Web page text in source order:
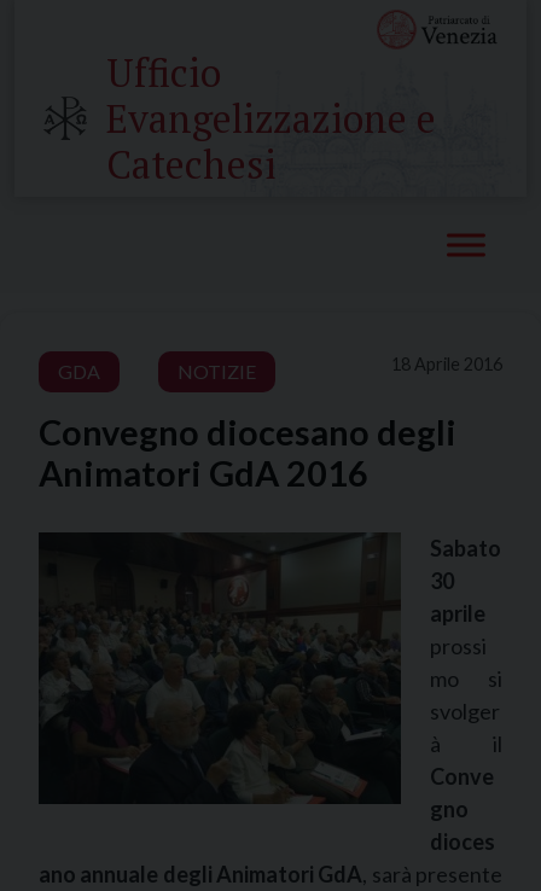
Ufficio
Evangelizzazione e
Catechesi
18 Aprile 2016
GDA NOTIZIE
Convegno diocesano degli
Animatori GdA 2016
Sabato
30
aprile
prossi
mo si
svolger
à il
Conve
gno
dioces
ano annuale degli Animatori GdA, sarà presente